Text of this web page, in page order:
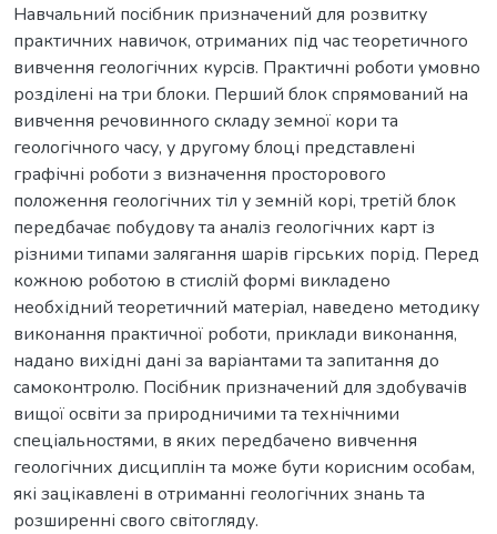
Навчальний посібник призначений для розвитку
практичних навичок, отриманих під час теоретичного
вивчення геологічних курсів. Практичні роботи умовно
розділені на три блоки. Перший блок спрямований на
вивчення речовинного складу земної кори та
геологічного часу, у другому блоці представлені
графічні роботи з визначення просторового
положення геологічних тіл у земній корі, третій блок
передбачає побудову та аналіз геологічних карт із
різними типами залягання шарів гірських порід. Перед
кожною роботою в стислій формі викладено
необхідний теоретичний матеріал, наведено методику
виконання практичної роботи, приклади виконання,
надано вихідні дані за варіантами та запитання до
самоконтролю. Посібник призначений для здобувачів
вищої освіти за природничими та технічними
спеціальностями, в яких передбачено вивчення
геологічних дисциплін та може бути корисним особам,
які зацікавлені в отриманні геологічних знань та
розширенні свого світогляду.